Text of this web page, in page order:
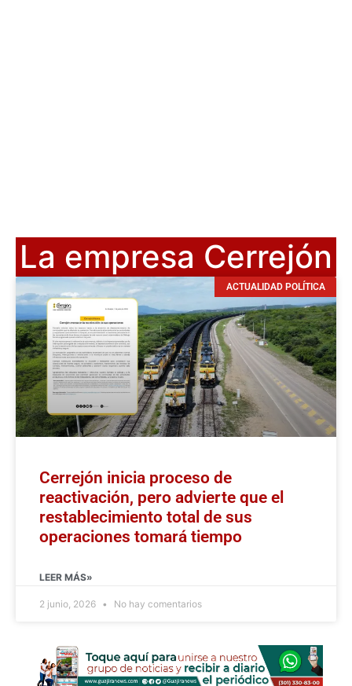
La empresa Cerrejón
ACTUALIDAD POLÍTICA
Cerrejón inicia proceso de
reactivación, pero advierte que el
restablecimiento total de sus
operaciones tomará tiempo
LEER MÁS»
2 junio, 2026 No hay comentarios